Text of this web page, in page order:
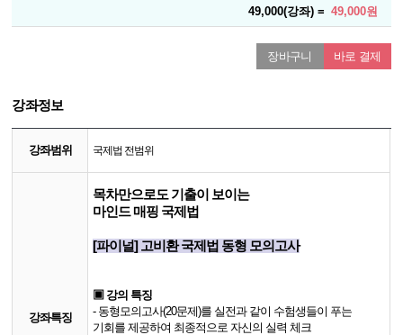
49,000(강좌) = 49,000원
장바구니 바로 결제
강좌정보
강좌범위 국제법 전범위
강좌특징
목차만으로도 기출이 보이는
마인드 매핑 국제법
​[파이널] 고비환 국제법 동형 모의고사
▣ 강의 특징
- 동형모의고사(20문제)를 실전과 같이 수험생들이 푸는
기회를 제공하여 최종적으로 자신의 실력 체크